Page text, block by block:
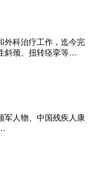
外科治疗工作，迄今完
斜颈、扭转痉挛等…
军人物、中国残疾人康